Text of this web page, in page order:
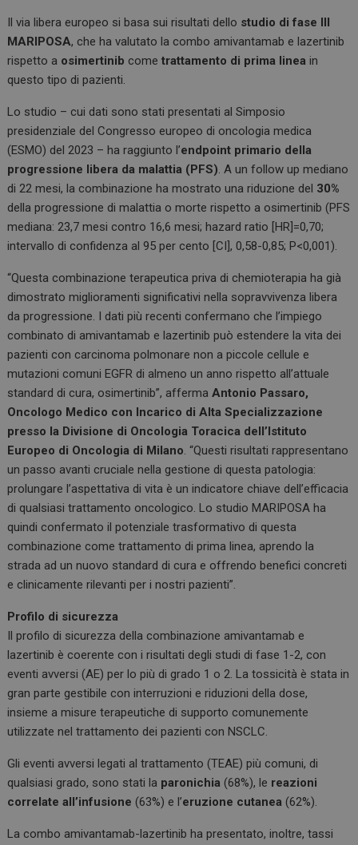
Il via libera europeo si basa sui risultati dello studio di fase III
MARIPOSA, che ha valutato la combo amivantamab e lazertinib
rispetto a osimertinib cometrattamento di prima linea in
questo tipo di pazienti.
Lo studio – cui dati sono stati presentati al Simposio
presidenziale del Congresso europeo di oncologia medica
(ESMO) del 2023 – ha raggiunto l’endpoint primario della
progressione libera da malattia (PFS). A un follow up mediano
di 22 mesi, la combinazione ha mostrato una riduzione del 30%
della progressione di malattia o morte rispetto a osimertinib (PFS
mediana: 23,7 mesi contro 16,6 mesi; hazard ratio [HR]=0,70;
intervallo di confidenza al 95 per cento [CI], 0,58-0,85; P<0,001).
“Questa combinazione terapeutica priva di chemioterapia ha già
dimostrato miglioramenti significativi nella sopravvivenza libera
da progressione. I dati più recenti confermano che l’impiego
combinato di amivantamab e lazertinib può estendere la vita dei
pazienti con carcinoma polmonare non a piccole cellule e
mutazioni comuni EGFR di almeno un anno rispetto all’attuale
standard di cura, osimertinib”, affermaAntonio Passaro,
Oncologo Medico con Incarico di Alta Specializzazione
presso la Divisione di Oncologia Toracica dell’Istituto
Europeo di Oncologia di Milano. “Questi risultati rappresentano
un passo avanti cruciale nella gestione di questa patologia:
prolungare l’aspettativa di vita è un indicatore chiave dell’efficacia
di qualsiasi trattamento oncologico. Lo studio MARIPOSA ha
quindi confermato il potenziale trasformativo di questa
combinazione come trattamento di prima linea, aprendo la
strada ad un nuovo standard di cura e offrendo benefici concreti
e clinicamente rilevanti per i nostri pazienti”.
Profilo di sicurezza
Il profilo di sicurezza della combinazione amivantamab e
lazertinib è coerente con i risultati degli studi di fase 1-2, con
eventi avversi (AE) per lo più di grado 1 o 2. La tossicità è stata in
gran parte gestibile con interruzioni e riduzioni della dose,
insieme a misure terapeutiche di supporto comunemente
utilizzate nel trattamento dei pazienti con NSCLC.
Gli eventi avversi legati al trattamento (TEAE) più comuni, di
qualsiasi grado, sono stati la paronichia (68%), le reazioni
correlate all’infusione (63%) e l’eruzione cutanea (62%).
La combo amivantamab-lazertinib ha presentato, inoltre, tassi